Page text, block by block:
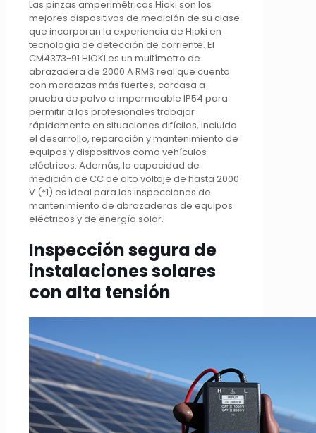
Las pinzas amperimétricas Hioki son los
mejores dispositivos de medición de su clase
que incorporan la experiencia de Hioki en
tecnología de detección de corriente. El
CM4373-91 HIOKI es un multímetro de
abrazadera de 2000 A RMS real que cuenta
con mordazas más fuertes, carcasa a
prueba de polvo e impermeable IP54 para
permitir a los profesionales trabajar
rápidamente en situaciones difíciles, incluido
el desarrollo, reparación y mantenimiento de
equipos y dispositivos como vehículos
eléctricos. Además, la capacidad de
medición de CC de alto voltaje de hasta 2000
V (*1) es ideal para las inspecciones de
mantenimiento de abrazaderas de equipos
eléctricos y de energía solar.
Inspección segura de
instalaciones solares
con alta tensión